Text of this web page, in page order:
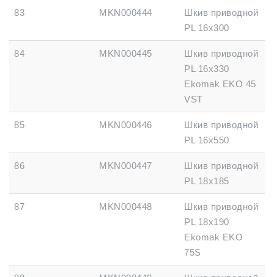
83 MKN000444
Шкив приводной
PL 16x300
84 MKN000445
Шкив приводной
PL 16x330
Ekomak EKO 45
VST
85 MKN000446
Шкив приводной
PL 16x550
86 MKN000447
Шкив приводной
PL 18x185
87 MKN000448
Шкив приводной
PL 18x190
Ekomak EKO
75S